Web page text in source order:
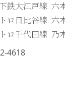
鉄大江戸線 六
ロ日比谷線 六
ロ千代田線 乃
4618